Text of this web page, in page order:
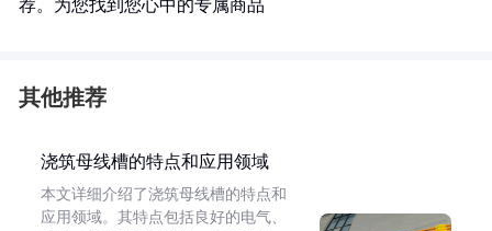
荐。为您找到您心中的专属商品
其他推荐
浇筑母线槽的特点和应用领域
本文详细介绍了浇筑母线槽的特点和
应用领域。其特点包括良好的电气、